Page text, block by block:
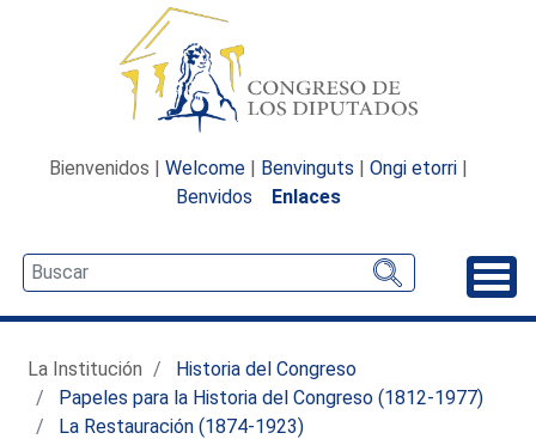
Bienvenidos | Welcome | Benvinguts | Ongi etorri |
Benvidos
Enlaces
La Institución
Historia del Congreso
Papeles para la Historia del Congreso (1812-1977)
La Restauración (1874-1923)